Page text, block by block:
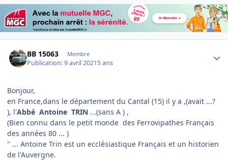
BB 15063 Membre
Publication:9 avril 20215 ans
Bonjour,
en France,dans le département du Cantal (15) il y a ,(avait ...?
), l'Abbé Antoine TRIN ...(sans A ) ,
(Bien connu dans le petit monde des Ferrovipathes Français
des années 80 ... )
" ... Antoine Trin est un ecclésiastique Français et un historien
de l'Auvergne.